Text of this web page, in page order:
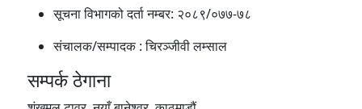
सूचना विभागको दर्ता नम्बर: २०८९/०७७-७८
संचालक/सम्पादक :चिरञ्जीवी लम्साल
सम्पर्क ठेगाना